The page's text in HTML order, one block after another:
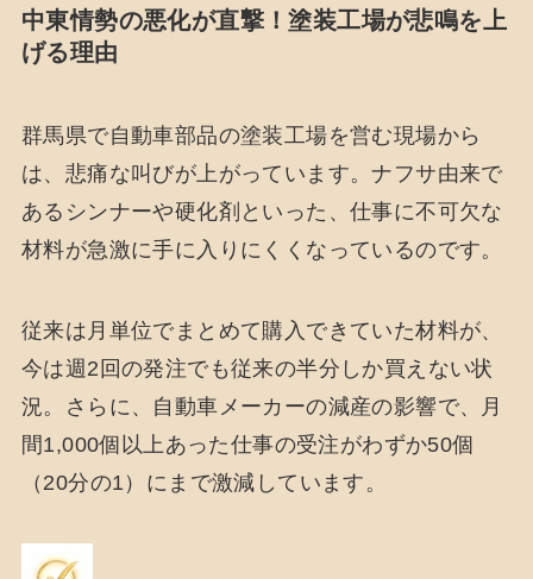
中東情勢の悪化が直撃！塗装工場が悲鳴を上
げる理由
群馬県で自動車部品の塗装工場を営む現場から
は、悲痛な叫びが上がっています。ナフサ由来で
あるシンナーや硬化剤といった、仕事に不可欠な
材料が急激に手に入りにくくなっているのです。
従来は月単位でまとめて購入できていた材料が、
今は週2回の発注でも従来の半分しか買えない状
況。さらに、自動車メーカーの減産の影響で、月
間1,000個以上あった仕事の受注がわずか50個
（20分の1）にまで激減しています。